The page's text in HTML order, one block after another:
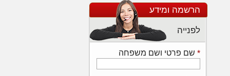
הרשמה ומידע
לפנייה
* שם פרטי ושם משפחה